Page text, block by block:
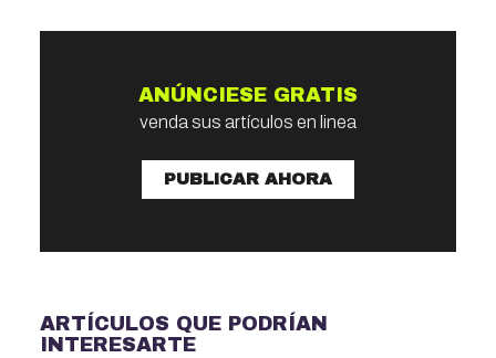
ANÚNCIESE GRATIS
venda sus artículos en linea
PUBLICAR AHORA
ARTÍCULOS QUE PODRÍAN
INTERESARTE